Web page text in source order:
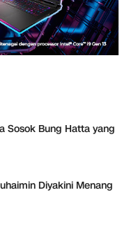
Sosok Bung Hatta yang
Diyakini Menang